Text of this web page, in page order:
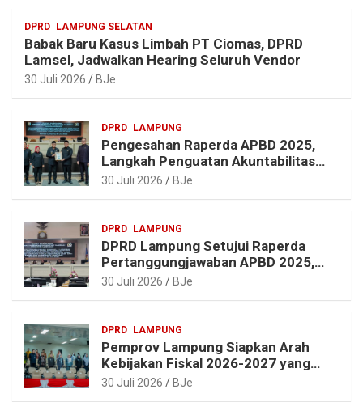
m
k
s
t
DPRD LAMPUNG SELATAN
Babak Baru Kasus Limbah PT Ciomas, DPRD
Lamsel, Jadwalkan Hearing Seluruh Vendor
30 Juli 2026 BJe
DPRD LAMPUNG
Pengesahan Raperda APBD 2025,
Langkah Penguatan Akuntabilitas
dan Pembangunan Lampung
30 Juli 2026 BJe
DPRD LAMPUNG
DPRD Lampung Setujui Raperda
Pertanggungjawaban APBD 2025,
Beri Sejumlah Rekomendasi
30 Juli 2026 BJe
DPRD LAMPUNG
Pemprov Lampung Siapkan Arah
Kebijakan Fiskal 2026-2027 yang
Realistis dan Berkelanjutan
30 Juli 2026 BJe